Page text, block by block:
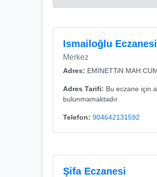
Ismailoğlu Eczanesi
Merkez
Adres: EMİNETTiN
Adres Tarifi: Bu eczane için
bulunmamaktadır.
Telefon: 904642131592
Şifa Eczanesi